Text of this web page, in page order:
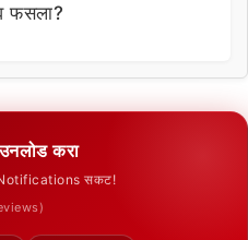
फसला?
करा
Notifications सकट!